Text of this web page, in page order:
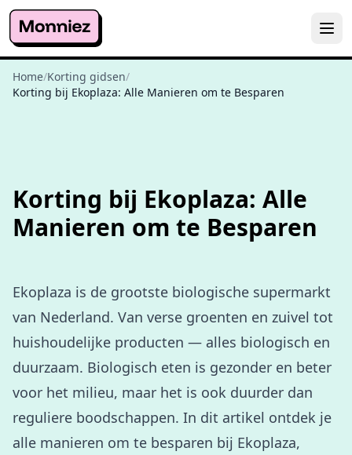
Home/Korting gidsen/
Korting bij Ekoplaza: Alle Manieren om te Besparen
Korting bij Ekoplaza: Alle
Manieren om te Besparen
Ekoplaza is de grootste biologische supermarkt
van Nederland. Van verse groenten en zuivel tot
huishoudelijke producten — alles biologisch en
duurzaam. Biologisch eten is gezonder en beter
voor het milieu, maar het is ook duurder dan
reguliere boodschappen. In dit artikel ontdek je
alle manieren om te besparen bij Ekoplaza,